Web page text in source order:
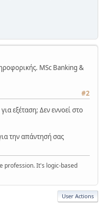
MSc Banking &
#2
εξέταση; Δεν εννοεί στο
την απάντησή σας
profession. It's logic-based
User Actions